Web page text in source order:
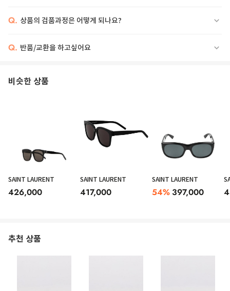
Q. 상품의 검품과정은 어떻게 되나요?
Q. 반품/교환을 하고싶어요
비슷한 상품
SAINT LAURENT
426,000
SAINT LAURENT
417,000
SAINT LAURENT
54% 397,000
추천 상품